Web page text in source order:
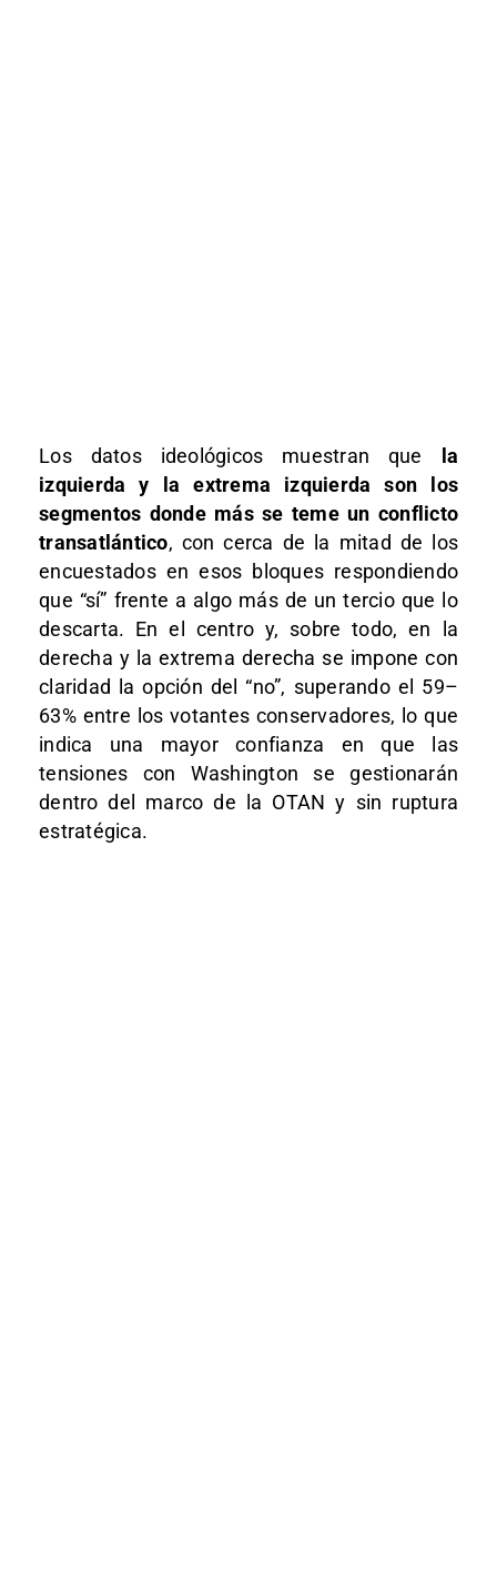
Los datos ideológicos muestran que
la
izquierda y la extrema izquierda son los
segmentos donde más se teme un conflicto
transatlántico, con cerca de la mitad de los
encuestados en esos bloques respondiendo
que “sí” frente a algo más de un tercio que lo
descarta. En el centro y, sobre todo, en la
derecha y la extrema derecha se impone con
claridad la opción del “no”, superando el 59–
63% entre los votantes conservadores, lo que
indica una mayor confianza en que las
tensiones con Washington se gestionarán
dentro del marco de la OTAN y sin ruptura
estratégica.